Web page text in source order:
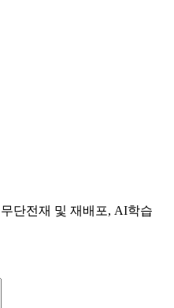
단전재 및 재배포, AI학습